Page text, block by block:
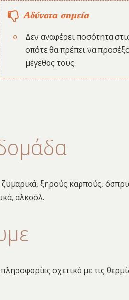
Αδύνατα σημεία
Δεν αναφέρει ποσότητα
οπότε θα πρέπει να
μέγεθος τους.
ξηρούς καρπούς,
αλκοόλ.
σχετικά με τις